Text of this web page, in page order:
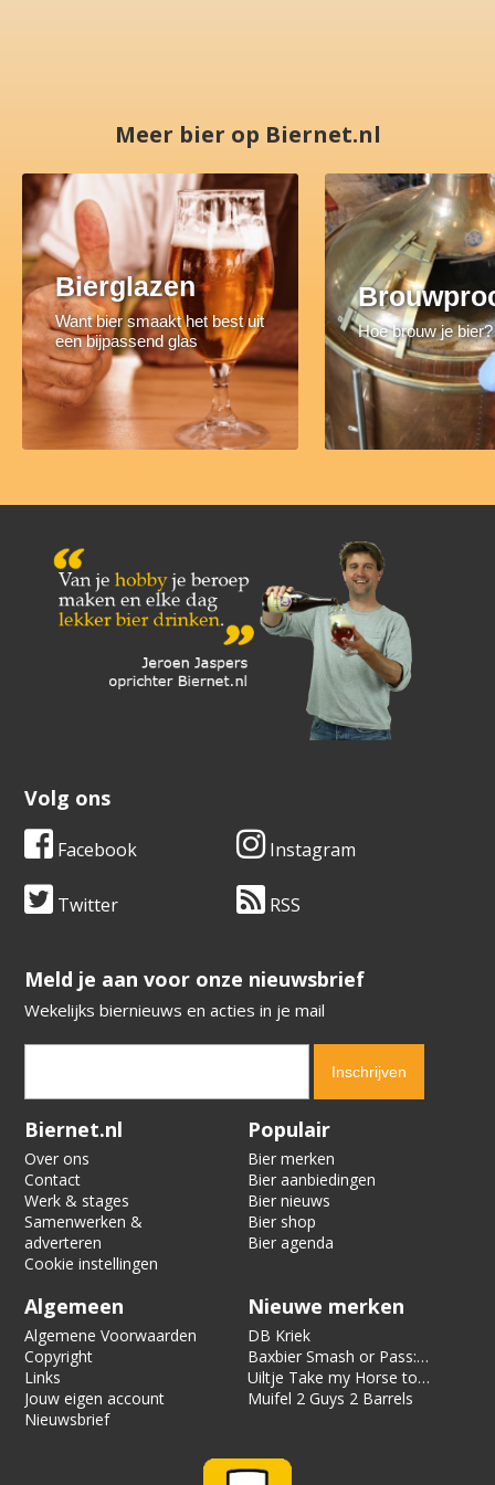
Meer bier op Biernet.nl
Bierglazen
Want bier smaakt het best uit
een bijpassend glas
Hoe brouw je bier?
Volg ons
Facebook Instagram
Twitter RSS
​​​​​​​Meld je aan voor onze nieuwsbrief
Wekelijks biernieuws en acties in je mail
Verification code:
Biernet.nl
Over ons
Contact
Werk & stages
Samenwerken &
adverteren
Cookie instellingen
Populair
Bier merken
Bier aanbiedingen
Bier nieuws
Bier shop
Bier agenda
Algemeen
Algemene Voorwaarden
Copyright
Links
Jouw eigen account
Nieuwsbrief
Nieuwe merken
DB Kriek
Baxbier Smash or Pass:
Strata
Uiltje Take my Horse to
the Hotel Room
Muifel 2 Guys 2 Barrels